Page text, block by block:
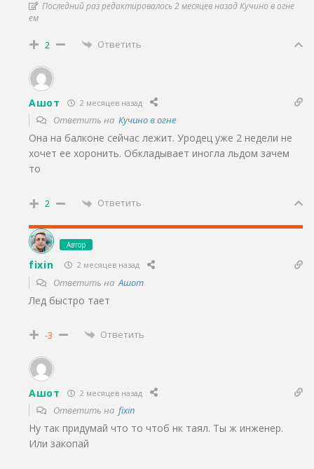
Последний раз редактировалось 2 месяцев назад Кучино в огне
ем
2 Ответить
Ашот 2 месяцев назад
Ответить на Кучино в огне
Она на балконе сейчас лежит. Уродец уже 2 недели не
хочет ее хоронить. Обкладывает иногла льдом зачем
то
2 Ответить
Автор
fixin 2 месяцев назад
Ответить на Ашот
Лед быстро тает
-3 Ответить
Ашот 2 месяцев назад
Ответить на fixin
Ну так придумай что то чтоб нк таял. Ты ж инженер.
Или закопай